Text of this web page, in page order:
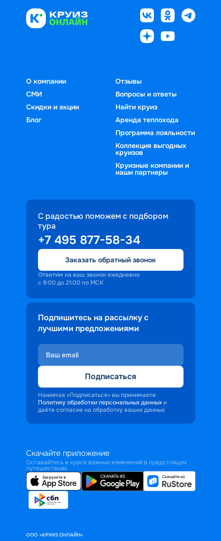
О компании
СМИ
Скидки и акции
Блог
Отзывы
Вопросы и ответы
Найти круиз
Аренда теплохода
Программа лояльности
Коллекция выгодных
круизов
Круизные компании и
наши партнеры
С радостью поможем с подбором
тура
+7 495 877-58-34
Заказать обратный звонок
Ответим на ваш звонок ежедневно
с 8:00 до 21:00 по МСК
Подпишитесь на рассылку с
лучшими предложениями
Подписаться
Нажимая «Подписаться» вы принимаете
Политику обработки персональных данных и
даёте согласие на обработку ваших данных
Скачайте приложение
Оставайтесь в курсе важных изменений в предстоящих
путешествиях
ООО «КРУИЗ.ОНЛАЙН»